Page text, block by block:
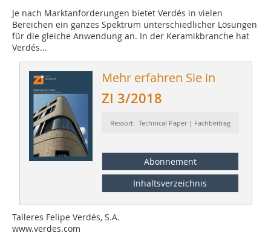
Je nach Marktanforderungen bietet Verdés in vielen
Bereichen ein ganzes Spektrum unterschiedlicher Lösungen
für die gleiche Anwendung an. In der Keramikbranche hat
Verdés...
Mehr erfahren Sie in
ZI 3/2018
Ressort: Technical Paper | Fachbeitrag
Abonnement
Inhaltsverzeichnis
Talleres Felipe Verdés, S.A.
www.verdes.com